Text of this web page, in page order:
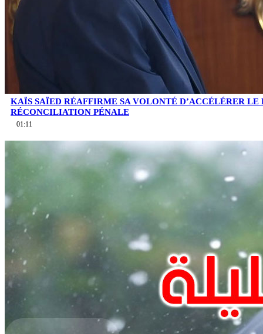
KAÏS SAÏED RÉAFFIRME SA VOLONTÉ D’ACCÉLÉRER LE
RÉCONCILIATION PÉNALE
01:11